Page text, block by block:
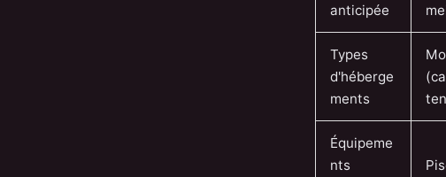
anticipée
Types
d'héberge
ments
Équipeme
nts